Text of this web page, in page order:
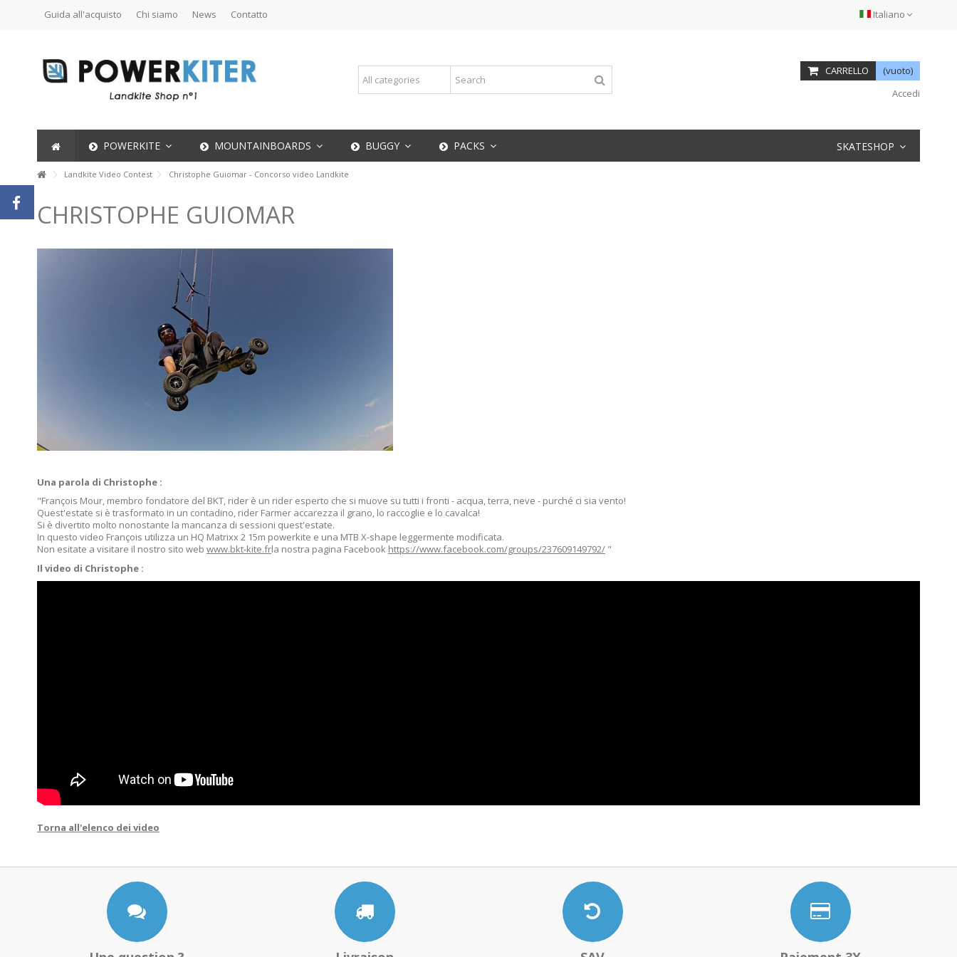
Italiano
Guida all'acquisto Chi siamo News Contatto
CARRELLO
(vuoto)
Accedi
POWERKITE MOUNTAINBOARDS BUGGY PACKS SKATESHOP
Landkite Video Contest Christophe Guiomar - Concorso video Landkite
CHRISTOPHE GUIOMAR
Una parola di Christophe :
"François Mour, membro fondatore del BKT, rider è un rider esperto che si muove su tutti i fronti - acqua, terra, neve - purché ci sia vento!
Quest'estate si è trasformato in un contadino, rider Farmer accarezza il grano, lo raccoglie e lo cavalca!
Si è divertito molto nonostante la mancanza di sessioni quest'estate.
In questo video François utilizza un HQ Matrixx 2 15m powerkite e una MTB X-shape leggermente modificata.
Non esitate a visitare il nostro sito web www.bkt-kite.frla nostra pagina Facebook https://www.facebook.com/groups/237609149792/ "
Il video di Christophe :
Torna all'elenco dei video